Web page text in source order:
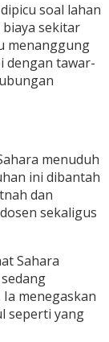
soal lahan
sekitar
menanggung
dengan tawar-
menuduh
ini dibantah
dan
sekaligus
Sahara
menegaskan
seperti yang